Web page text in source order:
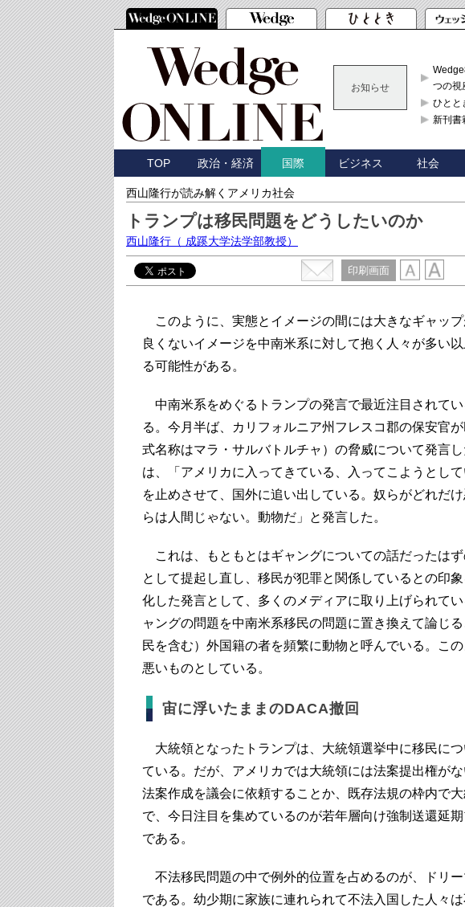
お知らせ
つの視
ひとと
新刊書
TOP 政治・経済 国際 ビジネス 社会
西山隆行が読み解くアメリカ社会
トランプは移民問題をどうしたいのか
西山隆行 （ 成蹊大学法学部教授）
印刷画面
このように、実態とイメージの間には大きなギャッ
良くないイメージを中南米系に対して抱く人々が多い
る可能性がある。
中南米系をめぐるトランプの発言で最近注目されて
る。今月半ば、カリフォルニア州フレスコ郡の保安官
式名称はマラ・サルバトルチャ）の脅威について発言
は、「アメリカに入ってきている、入ってこようとし
を止めさせて、国外に追い出している。奴らがどれだ
らは人間じゃない。動物だ」と発言した。
これは、もともとはギャングについての話だったは
として提起し直し、移民が犯罪と関係しているとの印
化した発言として、多くのメディアに取り上げられて
ャングの問題を中南米系移民の問題に置き換えて論じ
民を含む）外国籍の者を頻繁に動物と呼んでいる。こ
悪いものとしている。
宙に浮いたままのDACA撤回
大統領となったトランプは、大統領選挙中に移民に
ている。だが、アメリカでは大統領には法案提出権が
法案作成を議会に依頼することか、既存法規の枠内で
で、今日注目を集めているのが若年層向け強制送還延
である。
不法移民問題の中で例外的位置を占めるのが、ドリ
である。幼少期に家族に連れられて不法入国した人々